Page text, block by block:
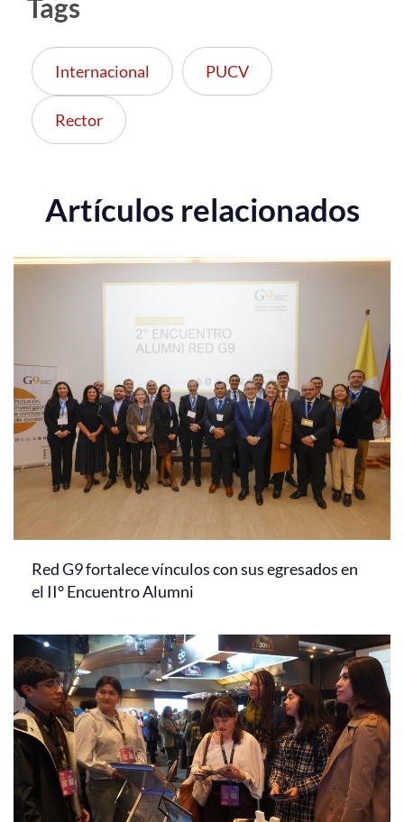
Tags
Internacional PUCV
Rector
Artículos relacionados
Red G9 fortalece vínculos con sus egresados en
el II° Encuentro Alumni